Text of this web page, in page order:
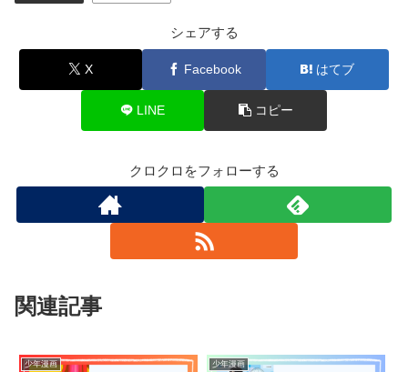
シェアする
X Facebook はてブ
LINE コピー
クロクロをフォローする
関連記事
少年漫画 少年漫画